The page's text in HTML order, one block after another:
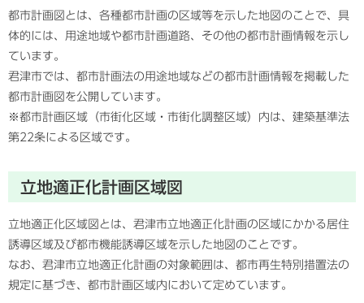
都市計画図とは、各種都市計画の区域等を示した地図のことで、具
体的には、用途地域や都市計画道路、その他の都市計画情報を示し
ています。
君津市では、都市計画法の用途地域などの都市計画情報を掲載した
都市計画図を公開しています。
※都市計画区域（市街化区域・市街化調整区域）内は、建築基準法
第22条による区域です。
立地適正化計画区域図
立地適正化区域図とは、君津市立地適正化計画の区域にかかる居住
誘導区域及び都市機能誘導区域を示した地図のことです。
なお、君津市立地適正化計画の対象範囲は、都市再生特別措置法の
規定に基づき、都市計画区域内において定めています。